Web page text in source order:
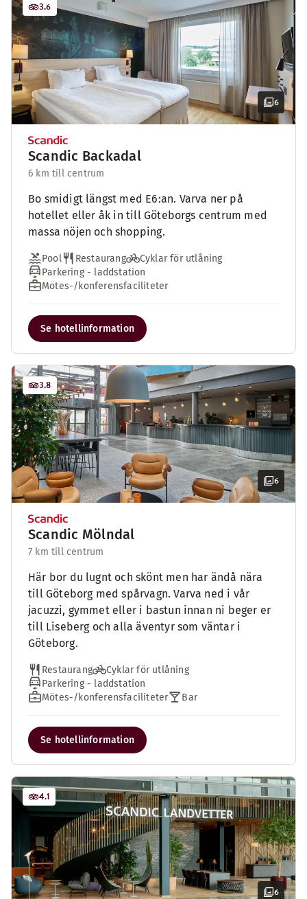
6
3.6
Scandic Backadal
6 km till centrum
Bo smidigt längst med E6:an. Varva ner på
hotellet eller åk in till Göteborgs centrum med
massa nöjen och shopping.
Pool Restaurang
Cyklar för utlåning
Parkering - laddstation
Mötes-/konferensfaciliteter
Se hotellinformation
6
3.8
Scandic Mölndal
7 km till centrum
Här bor du lugnt och skönt men har ändå nära
till Göteborg med spårvagn. Varva ned i vår
jacuzzi, gymmet eller i bastun innan ni beger er
till Liseberg och alla äventyr som väntar i
Göteborg.
Restaurang
Cyklar för utlåning
Parkering - laddstation
Mötes-/konferensfaciliteter
Bar
Se hotellinformation
6
4.1